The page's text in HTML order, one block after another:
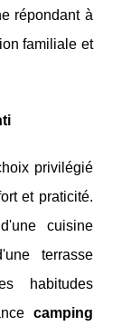
répondant à
familiale et
privilégié
et praticité.
cuisine
terrasse
habitudes
camping